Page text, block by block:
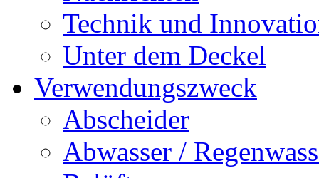
Technik und
Unter dem Deckel
Verwendungszweck
Abscheider
Abwasser /